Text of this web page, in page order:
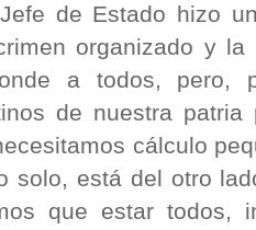
de Estado hizo
organizado y
a todos, pero,
de nuestra patria
cálculo
solo, está del otro
que estar todos,